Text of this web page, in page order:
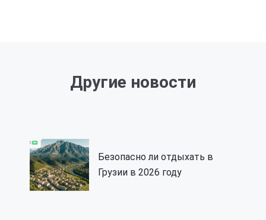
Другие новости
Безопасно ли отдыхать в
Грузии в 2026 году